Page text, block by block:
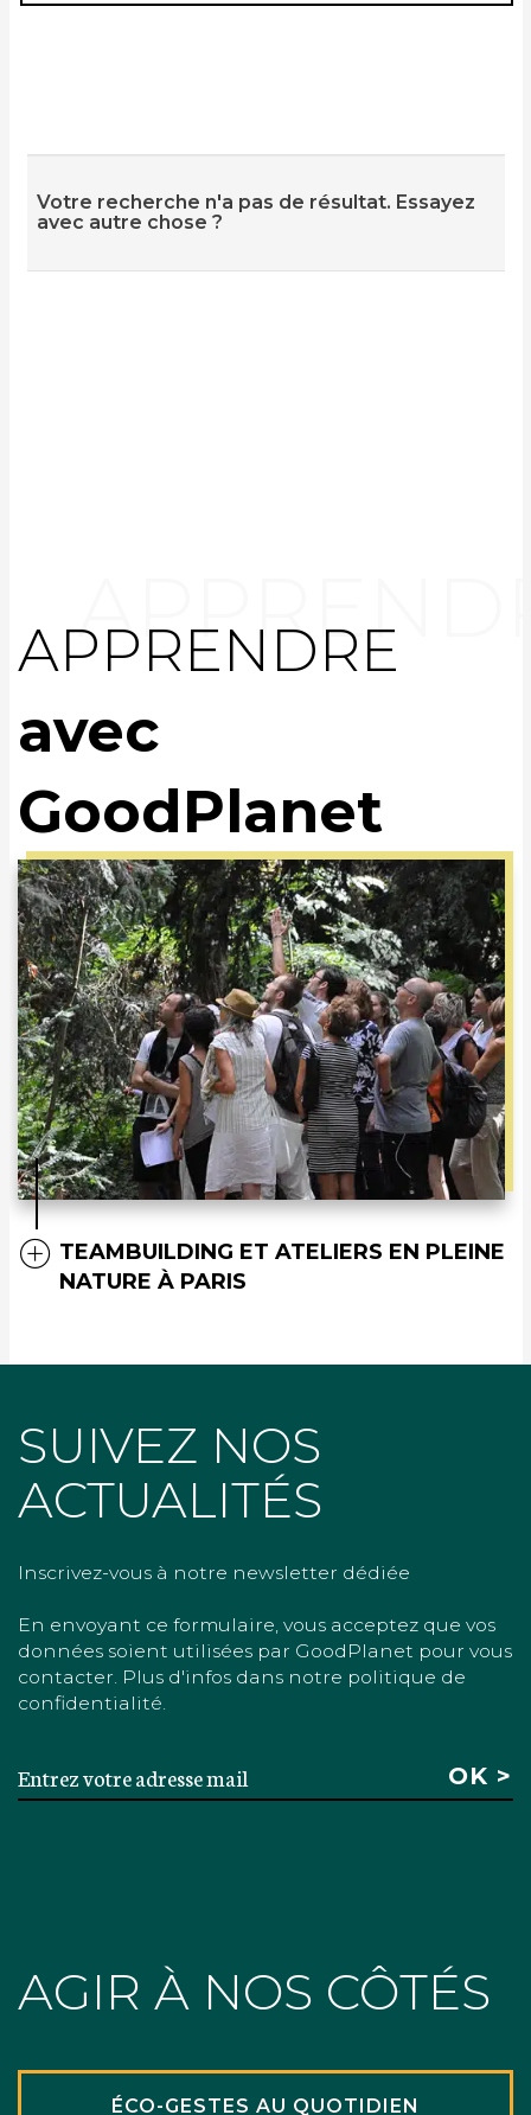
Votre recherche n'a pas de résultat. Essayez
avec autre chose ?
APPRENDRE
avec
GoodPlanet
TEAMBUILDING ET ATELIERS EN PLEINE
NATURE À PARIS
SUIVEZ NOS
ACTUALITÉS
Inscrivez-vous à notre newsletter dédiée
En envoyant ce formulaire, vous acceptez que vos
données soient utilisées par GoodPlanet pour vous
contacter. Plus d'infos dans notre politique de
confidentialité.
AGIR À NOS CÔTÉS
ÉCO-GESTES AU QUOTIDIEN